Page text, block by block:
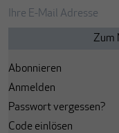
Abonnieren
Anmelden
Passwort vergessen?
Code einlösen